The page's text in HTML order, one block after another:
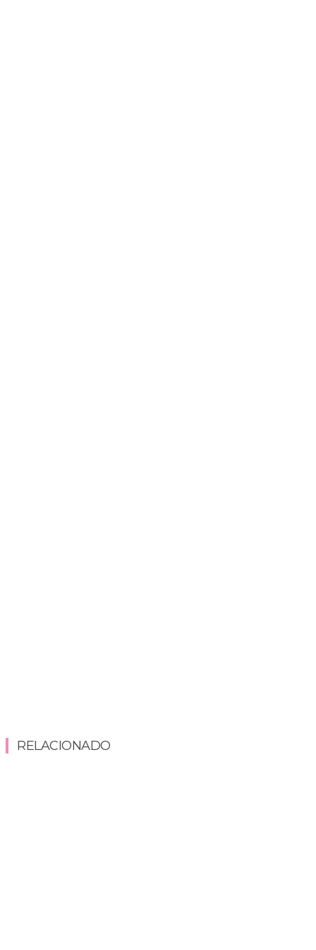
RELACIONADO